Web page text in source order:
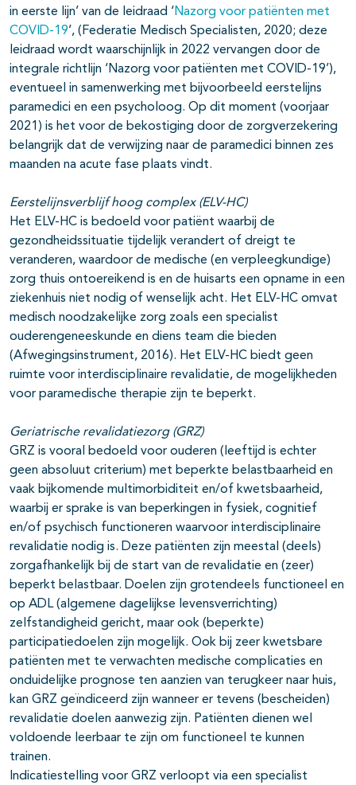
in eerste lijn’ van de leidraad ‘ Nazorg voor patiënten met
COVID-19’, (Federatie Medisch Specialisten, 2020; deze
leidraad wordt waarschijnlijk in 2022 vervangen door de
integrale richtlijn ‘Nazorg voor patiënten met COVID-19’),
eventueel in samenwerking met bijvoorbeeld eerstelijns
paramedici en een psycholoog. Op dit moment (voorjaar
2021) is het voor de bekostiging door de zorgverzekering
belangrijk dat de verwijzing naar de paramedici binnen zes
maanden na acute fase plaats vindt.
Eerstelijnsverblijf hoog complex (ELV-HC)
Het ELV-HC is bedoeld voor patiënt waarbij de
gezondheidssituatie tijdelijk verandert of dreigt te
veranderen, waardoor de medische (en verpleegkundige)
zorg thuis ontoereikend is en de huisarts een opname in een
ziekenhuis niet nodig of wenselijk acht. Het ELV-HC omvat
medisch noodzakelijke zorg zoals een specialist
ouderengeneeskunde en diens team die bieden
(Afwegingsinstrument, 2016). Het ELV-HC biedt geen
ruimte voor interdisciplinaire revalidatie, de mogelijkheden
voor paramedische therapie zijn te beperkt.
Geriatrische revalidatiezorg (GRZ)
GRZ is vooral bedoeld voor ouderen (leeftijd is echter
geen absoluut criterium) met beperkte belastbaarheid en
vaak bijkomende multimorbiditeit en/of kwetsbaarheid,
waarbij er sprake is van beperkingen in fysiek, cognitief
en/of psychisch functioneren waarvoor interdisciplinaire
revalidatie nodig is. Deze patiënten zijn meestal (deels)
zorgafhankelijk bij de start van de revalidatie en (zeer)
beperkt belastbaar. Doelen zijn grotendeels functioneel en
op ADL (algemene dagelijkse levensverrichting)
zelfstandigheid gericht, maar ook (beperkte)
participatiedoelen zijn mogelijk. Ook bij zeer kwetsbare
patiënten met te verwachten medische complicaties en
onduidelijke prognose ten aanzien van terugkeer naar huis,
kan GRZ geïndiceerd zijn wanneer er tevens (bescheiden)
revalidatie doelen aanwezig zijn. Patiënten dienen wel
voldoende leerbaar te zijn om functioneel te kunnen
trainen.
Indicatiestelling voor GRZ verloopt via een specialist